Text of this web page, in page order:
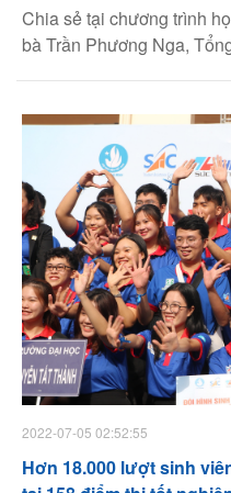
Chia sẻ tại chương trình
bà Trần Phương Nga,
thi mới, Tập đoàn Thiên
"Tiếp sức mùa thi có
trị cộng thêm nào cho thí
2022-07-05 02:52:55
Hơn 18.000 lượt sinh